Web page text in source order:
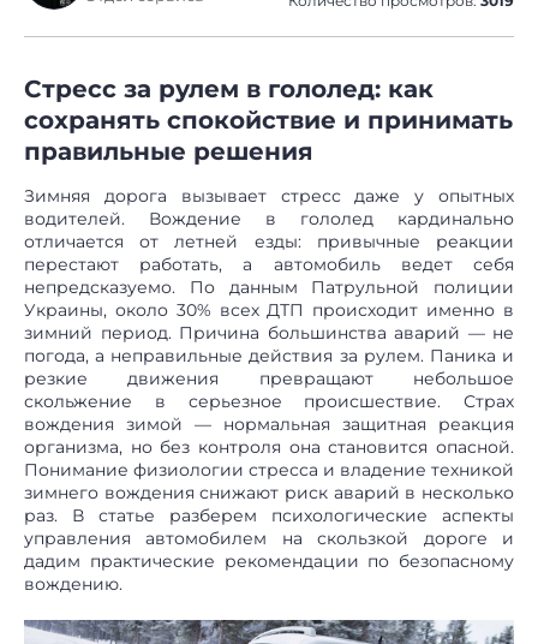
Стресс за рулем в гололед: как
сохранять спокойствие и принимать
правильные решения
Зимняя дорога вызывает стресс даже у опытных
водителей. Вождение в гололед кардинально
отличается от летней езды: привычные реакции
перестают работать, а автомобиль ведет себя
непредсказуемо. По данным Патрульной полиции
Украины, около 30% всех ДТП происходит именно в
зимний период. Причина большинства аварий — не
погода, а неправильные действия за рулем. Паника и
резкие движения превращают небольшое
скольжение в серьезное происшествие. Страх
вождения зимой — нормальная защитная реакция
организма, но без контроля она становится опасной.
Понимание физиологии стресса и владение техникой
зимнего вождения снижают риск аварий в несколько
раз. В статье разберем психологические аспекты
управления автомобилем на скользкой дороге и
дадим практические рекомендации по безопасному
вождению.